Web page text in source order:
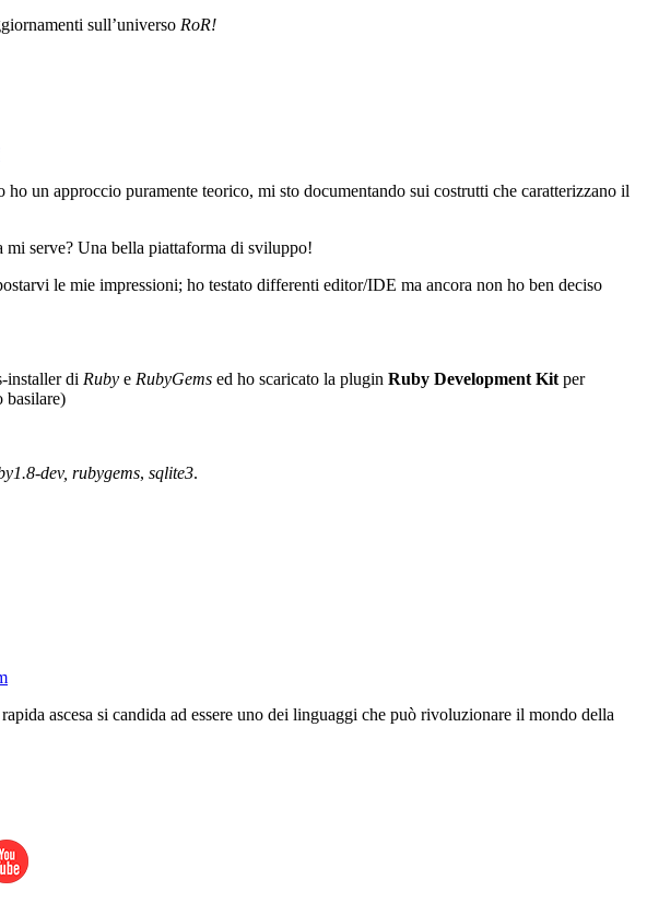
sull’universo RoR!
ho un approccio puramente teorico, mi sto documentando sui costrutti che caratterizzano il
mi serve? Una bella piattaforma di sviluppo!
le mie impressioni; ho testato differenti editor/IDE ma ancora non ho ben deciso
installer di Ruby e RubyGems ed ho scaricato la plugin Ruby Development Kitper
basilare)
dev, rubygems, sqlite3.
ascesa si candida ad essere uno dei linguaggi che può rivoluzionare il mondo della